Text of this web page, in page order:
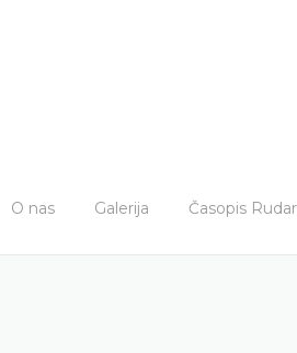
O nas Galerija Časopis Rudar